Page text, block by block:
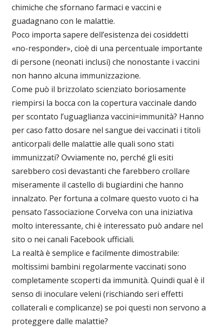
chimiche che sfornano farmaci e vaccini e
guadagnano con le malattie.
Poco importa sapere dell’esistenza dei cosiddetti
«no-responder», cioè di una percentuale importante
di persone (neonati inclusi) che nonostante i vaccini
non hanno alcuna immunizzazione.
Come può il brizzolato scienziato boriosamente
riempirsi la bocca con la copertura vaccinale dando
per scontato l’uguaglianza vaccini=immunità? Hanno
per caso fatto dosare nel sangue dei vaccinati i titoli
anticorpali delle malattie alle quali sono stati
immunizzati? Ovviamente no, perché gli esiti
sarebbero così devastanti che farebbero crollare
miseramente il castello di bugiardini che hanno
innalzato. Per fortuna a colmare questo vuoto ci ha
pensato l’associazione Corvelva con una iniziativa
molto interessante, chi è interessato può andare nel
sito o nei canali Facebook ufficiali.
La realtà è semplice e facilmente dimostrabile:
moltissimi bambini regolarmente vaccinati sono
completamente scoperti da immunità. Quindi qual è il
senso di inoculare veleni (rischiando seri effetti
collaterali e complicanze) se poi questi non servono a
proteggere dalle malattie?